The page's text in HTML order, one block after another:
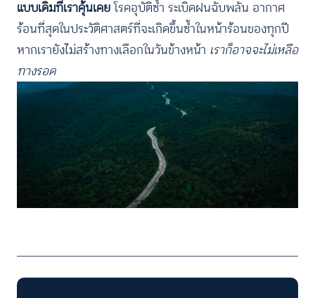
แบบเดิมที่เราคุ้นเคยโรคอุบัติซ้ำ ระเบิดฝนฉับพลัน อากาศ
ร้อนที่สุดในประวัติศาสตร์ที่จะเกิดขึ้นซ้ำในหน้าร้อนของทุกปี
หากเรายังไม่สร้างทางเลือกในวันข้างหน้า เราก็อาจจะไม่เหลือ
ทางรอด